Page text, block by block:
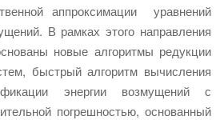
аппроксимации уравнений
В рамках этого направления
новые алгоритмы редукции
быстрый алгоритм вычисления
энергии возмущений с
погрешностью, основанный